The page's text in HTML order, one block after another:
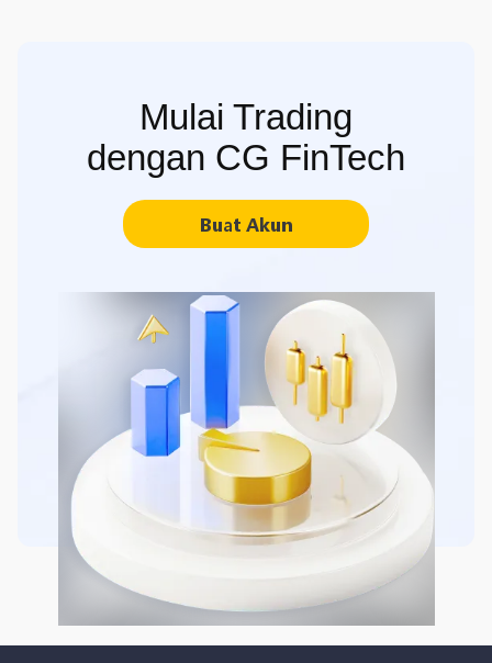
Mulai Trading
dengan CG FinTech
Buat Akun